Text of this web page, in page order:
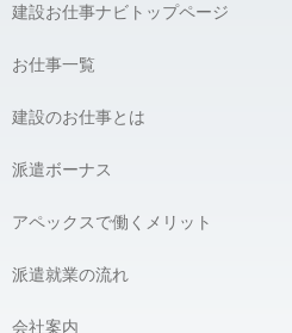
建設お仕事ナビトップページ
お仕事一覧
建設のお仕事とは
派遣ボーナス
アペックスで働くメリット
派遣就業の流れ
会社案内